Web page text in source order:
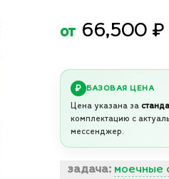
от 66,500 ₽
БАЗОВАЯ ЦЕНА
Цена указана за
комплектацию с
мессенджер.
задача: моечные